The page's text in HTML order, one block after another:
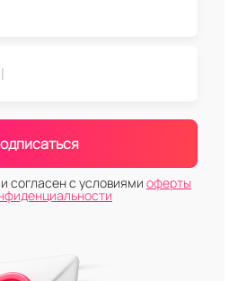
согласен с условиями оферты